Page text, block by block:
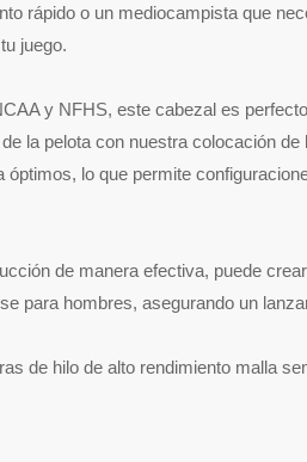
rápido o un mediocampista que
juego.
y NFHS, este cabezal es
la pelota con nuestra colocación de
lo que permite
de manera efectiva, puede
para hombres, asegurando un
de hilo de alto rendimiento malla